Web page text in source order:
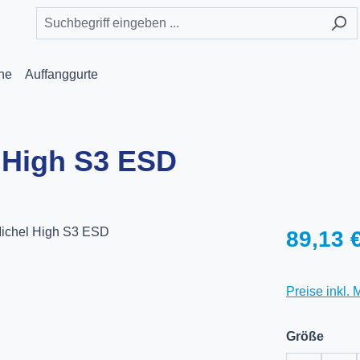
Auffanggurte
S3 ESD
Regulärer
89,13
Preise inkl.
Größe